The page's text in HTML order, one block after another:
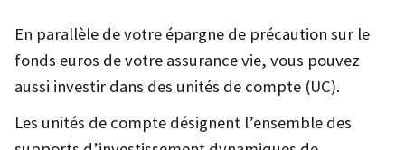
En parallèle de votre épargne de précaution sur le
fonds euros de votre assurance vie, vous pouvez
aussi investir dans des unités de compte (UC).
Les unités de compte désignent l’ensemble des